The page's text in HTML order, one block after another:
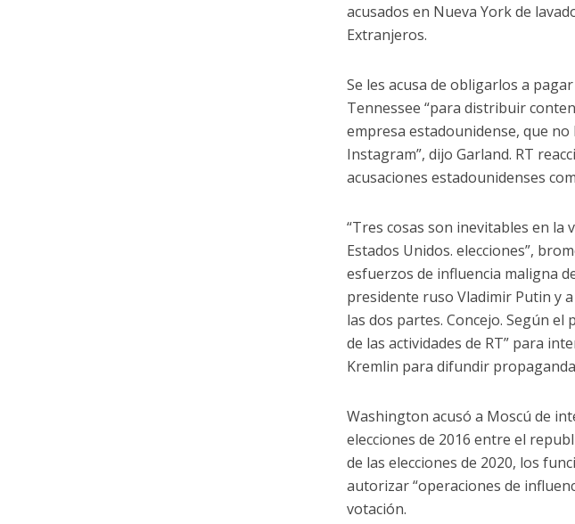
acusados ​​en Nueva York de
Extranjeros.
Se les acusa de obligarlos a
Tennessee “para distribuir
empresa estadounidense, que
Instagram”, dijo Garland. RT
acusaciones estadounidenses
“Tres cosas son inevitables en la
Estados Unidos. elecciones”,
esfuerzos de influencia maligna
presidente ruso Vladimir Putin y
las dos partes. Concejo. Según el
de las actividades de RT” para
Kremlin para difundir
Washington acusó a Moscú de
elecciones de 2016 entre el
de las elecciones de 2020, los
autorizar “operaciones de
votación.